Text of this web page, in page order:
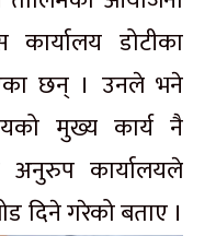
डोटीका
छन् । उनले भने
मुख्य कार्य नै
अनुरुप कार्यालयले
दिने गरेको बताए ।